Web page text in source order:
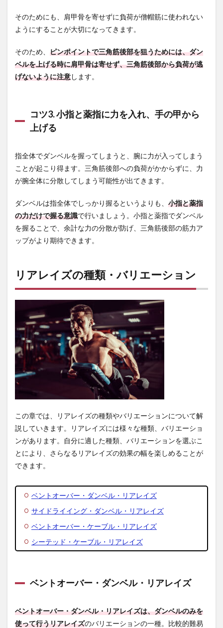
そのためにも、肩甲骨を寄せずに負荷が僧帽筋に使われない
ようにすることが大切になってきます。
そのため、 ピンポイントで三角筋後部を狙うためには、ダン
ベルを上げる時に肩甲骨は寄せず、三角筋後部から負荷が逃
げないように注意します。
コツ3. 小指と薬指に力を入れ、手の甲から
上げる
指全体でダンベルを握ってしまうと、腕に力が入ってしまう
ことが起こり得ます。三角筋後部への負荷がかからずに、力
が腕全体に分散してしまう可能性が出てきます。
ダンベルは指全体でしっかり握るというよりも、 小指と薬指
の力だけで握る意識で行いましょう。小指と薬指でダンベル
を握ることで、余計な力の分散が防げ、三角筋後部の筋力ア
ップがより期待できます。
リアレイズの種類・バリエーション
この章では、リアレイズの種類やバリエーションについて解
説していきます。リアレイズには様々な種類、バリエーショ
ンがあります。自分に適した種類、バリエーションを選ぶこ
とにより、さらなるリアレイズの効果の幅を楽しめることが
できます。
ベントオーバー・ダンベル・リアレイズ
サイドライイング・ダンベル・リアレイズ
ベントオーバー・ケーブル・リアレイズ
シーテッド・ケーブル・リアレイズ
ベントオーバー・ダンベル・リアレイズ
ベントオーバー・ダンベル・リアレイズは、ダンベルのみを
使って行うリアレイズのバリエーションの一種。比較的難易